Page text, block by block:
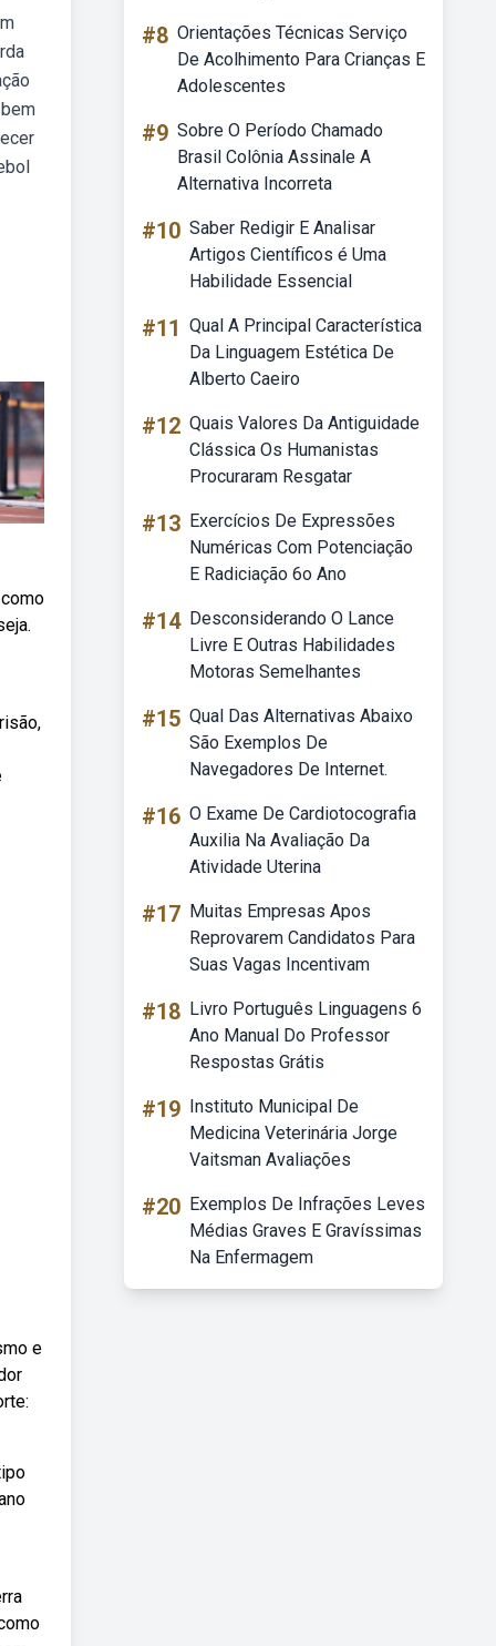
e
#8 Orientações Técnicas Serviço
De Acolhimento Para Crianças E
Adolescentes
#9 Sobre O Período Chamado
Brasil Colônia Assinale A
Alternativa Incorreta
#10 Saber Redigir E Analisar
Artigos Científicos é Uma
Habilidade Essencial
#11 Qual A Principal Característica
Da Linguagem Estética De
Alberto Caeiro
#12 Quais Valores Da Antiguidade
Clássica Os Humanistas
Procuraram Resgatar
#13 Exercícios De Expressões
Numéricas Com Potenciação
E Radiciação 6o Ano
#14 Desconsiderando O Lance
Livre E Outras Habilidades
Motoras Semelhantes
#15 Qual Das Alternativas Abaixo
São Exemplos De
Navegadores De Internet.
#16 O Exame De Cardiotocografia
Auxilia Na Avaliação Da
Atividade Uterina
#17 Muitas Empresas Apos
Reprovarem Candidatos Para
Suas Vagas Incentivam
#18 Livro Português Linguagens 6
Ano Manual Do Professor
Respostas Grátis
#19 Instituto Municipal De
Medicina Veterinária Jorge
Vaitsman Avaliações
#20 Exemplos De Infrações Leves
Médias Graves E Gravíssimas
Na Enfermagem